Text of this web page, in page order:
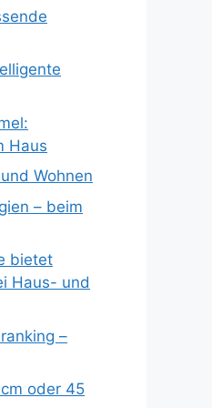
Haus
Wohnen
– beim
bietet
Haus- und
–
oder 45